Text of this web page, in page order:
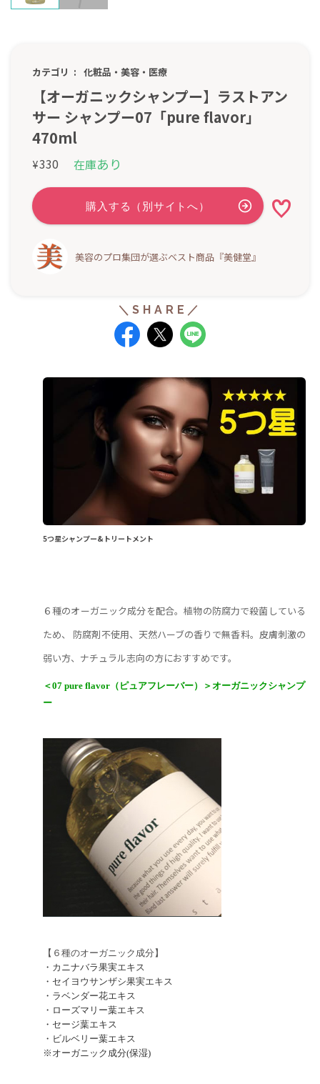
カテゴリ 化粧品・美容・医療
【オーガニックシャンプー】ラストアン
サー シャンプー07「pure flavor」
470ml
¥330 在庫あり
美容のプロ集団が選ぶベスト商品『美健堂』
5つ星シャンプー&トリートメント
６種のオーガニック成分を配合。植物の防腐力で殺菌している
ため、 防腐剤不使用、天然ハーブの香りで無香料。 皮膚刺激の
弱い方、ナチュラル志向の方におすすめです。
＜07 pure flavor（ピュアフレーバー）
＞オーガニックシャンプ
ー
【６種のオーガニック成分】
・カニナバラ果実エキス
・セイヨウサンザシ果実エキス
・ラベンダー花エキス
・ローズマリー葉エキス
・セージ葉エキス
・ビルベリー葉エキス
※オーガニック成分(保湿)